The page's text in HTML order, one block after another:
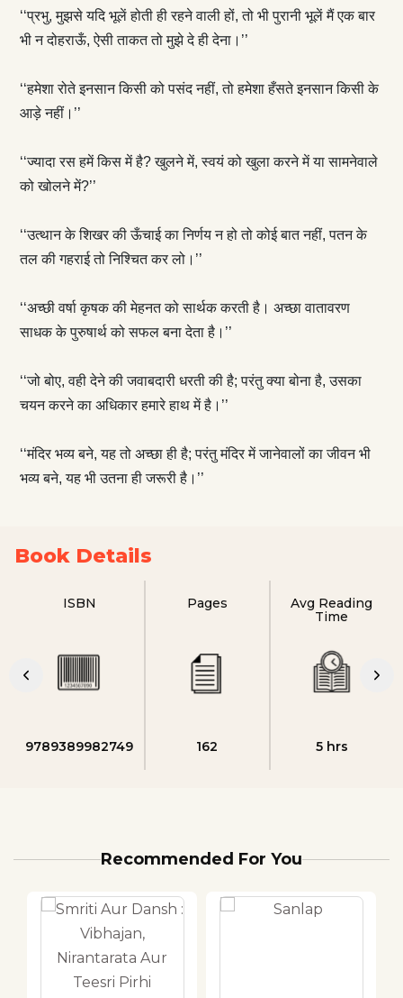
‘‘प्रभु, मुझसे यदि भूलें होती ही रहने वाली हों, तो भी पुरानी भूलें मैं एक बार
भी न दोहराऊँ, ऐसी ताकत तो मुझे दे ही देना।’’
‘‘हमेशा रोते इनसान किसी को पसंद नहीं, तो हमेशा हँसते इनसान किसी के
आड़े नहीं।’’
‘‘ज्यादा रस हमें किस में है? खुलने में, स्वयं को खुला करने में या सामनेवाले
को खोलने में?’’
‘‘उत्थान के शिखर की ऊँचाई का निर्णय न हो तो कोई बात नहीं, पतन के
तल की गहराई तो निश्चित कर लो।’’
‘‘अच्छी वर्षा कृषक की मेहनत को सार्थक करती है। अच्छा वातावरण
साधक के पुरुषार्थ को सफल बना देता है।’’
‘‘जो बोए, वही देने की जवाबदारी धरती की है; परंतु क्या बोना है, उसका
चयन करने का अधिकार हमारे हाथ में है।’’
‘‘मंदिर भव्य बने, यह तो अच्छा ही है; परंतु मंदिर में जानेवालों का जीवन भी
भव्य बने, यह भी उतना ही जरूरी है।’’
Book Details
ISBN
9789389982749
Pages
162
Avg Reading
Time
5 hrs
Recommended For You